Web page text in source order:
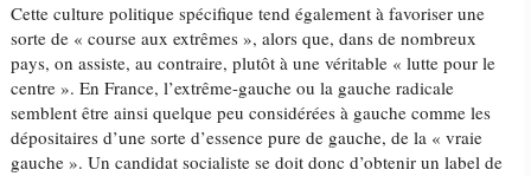
Cette culture politique spécifique tend également à favoriser une
sorte de « course aux extrêmes », alors que, dans de nombreux
pays, on assiste, au contraire, plutôt à une véritable « lutte pour le
centre ». En France, l’extrême-gauche ou la gauche radicale
semblent être ainsi quelque peu considérées à gauche comme les
dépositaires d’une sorte d’essence pure de gauche, de la « vraie
gauche ». Un candidat socialiste se doit donc d’obtenir un label de